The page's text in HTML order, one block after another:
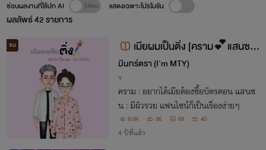
ผลลัพธ์42รายการ
ซ่อนผลงานที่ใช้ปก AI แสดงเฉพาะโปรโมชัน
จบ
เมียผมเป็นติ่ง [คราม💕แสนซน]
ติดเหรียญทุกตอน 7/6/2022
มินทร์ตรา (I'm MTY)
Y
คราม : อยากได้เมียต้องซื้อบัตรคอน แสนซ
น : มีผัวรวย แฟนไซน์ก็เป็นเรื่องง่ายๆ
9.0K 36 68 40
4 ปีที่แล้ว